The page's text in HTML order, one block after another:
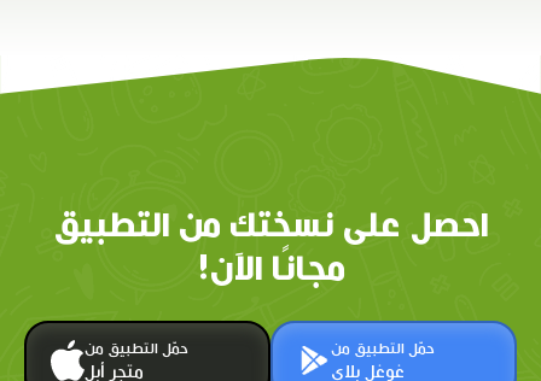
احصل على نسختك من التطبيق
مجانًا الآن!
حمّل التطبيق من
متجر أبل
حمّل التطبيق من
غوغل بلاي